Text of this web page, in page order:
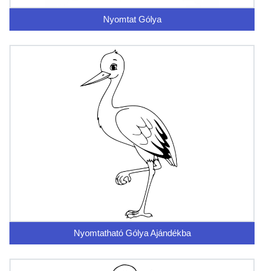
Nyomtat Gólya
Nyomtatható Gólya Ajándékba